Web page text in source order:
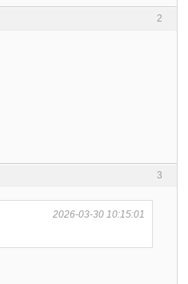
2
3
2026-03-30 10:15:01